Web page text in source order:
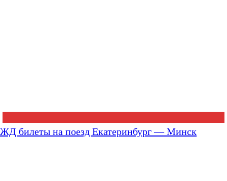
ЖД билеты на поезд Екатеринбург — Минск